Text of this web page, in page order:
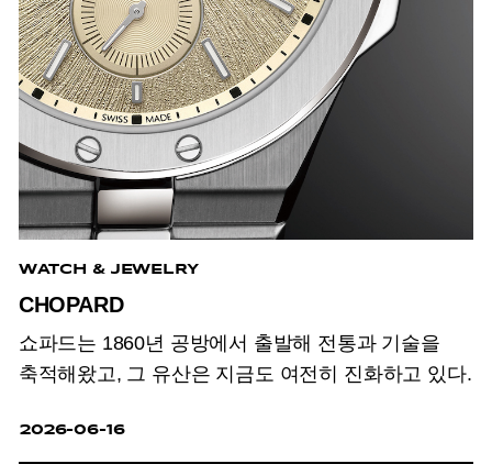
WATCH & JEWELRY
CHOPARD
쇼파드는 1860년 공방에서 출발해 전통과 기술을
축적해왔고, 그 유산은 지금도 여전히 진화하고 있다.
2026-06-16